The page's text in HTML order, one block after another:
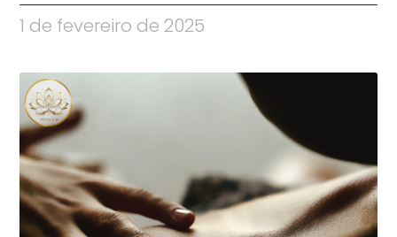
1 de fevereiro de 2025